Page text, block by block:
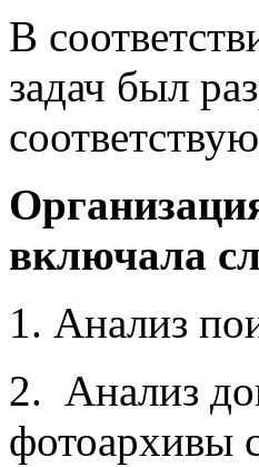
В
задач был
включала
Анализ
2. Анализ
фотоархивы